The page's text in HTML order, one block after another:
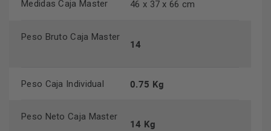
Medidas Caja Master 46 x 37 x 66 cm
Peso Bruto Caja Master
14
Peso Caja Individual 0.75 Kg
Peso Neto Caja Master
14 Kg